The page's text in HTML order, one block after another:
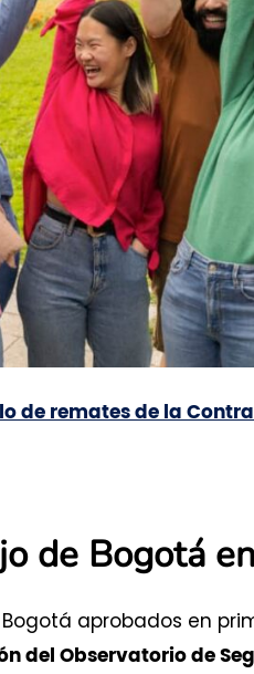
de remates de la
de Bogotá
aprobados en
del Observatorio de